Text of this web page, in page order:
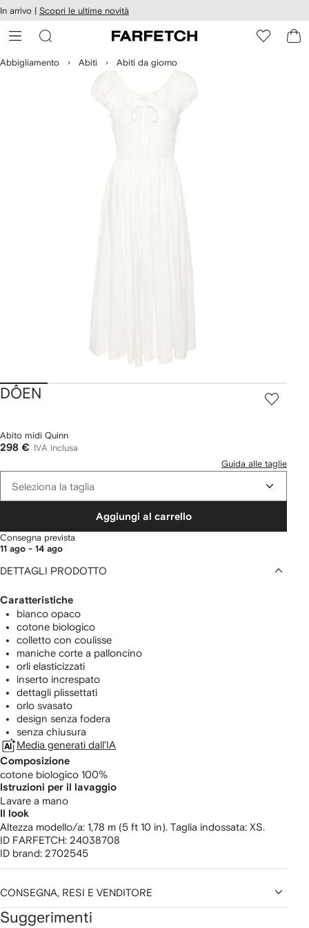
ai
In arrivo | Scopri le ultime novità
Abbigliamento Abiti Abiti da giorno
DÔEN
Abito midi Quinn
298 €
IVA inclusa
Guida alle taglie
Seleziona la taglia
Aggiungi al carrello
Consegna prevista
11 ago - 14 ago
DETTAGLI PRODOTTO
Caratteristiche
bianco opaco
cotone biologico
colletto con coulisse
maniche corte a palloncino
orli elasticizzati
inserto increspato
dettagli plissettati
orlo svasato
design senza fodera
senza chiusura
Media generati dall'IA
Composizione
cotone biologico 100%
Istruzioni per il lavaggio
Lavare a mano
Il look
Altezza modello/a: 1,78 m (5 ft 10 in). Taglia indossata: XS.
ID FARFETCH: 24038708
ID brand: 2702545
CONSEGNA, RESI E VENDITORE
Suggerimenti